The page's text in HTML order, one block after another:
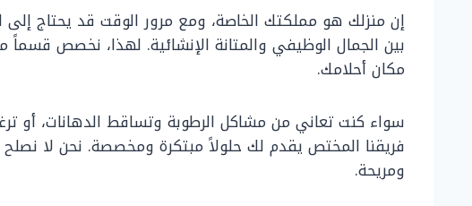
إن منزلك هو مملكتك الخاصة، ومع مرور الوقت قد يحتاج إلى
بين الجمال الوظيفي والمتانة الإنشائية. لهذا، نخصص قسماً
مكان أحلامك.
سواء كنت تعاني من مشاكل الرطوبة وتساقط الدهانات،
فريقنا المختص يقدم لك حلولاً مبتكرة ومخصصة. نحن لا
ومريحة.